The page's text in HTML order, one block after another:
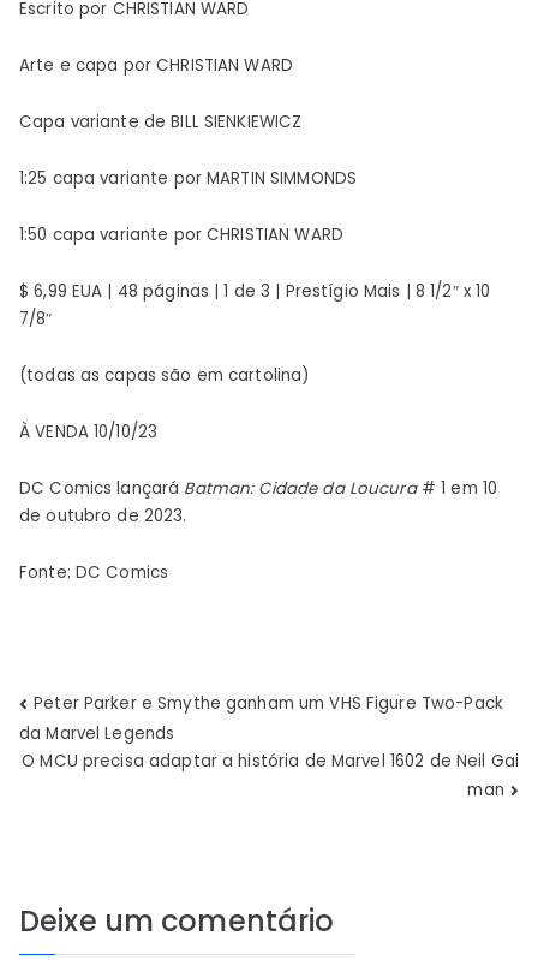
Escrito por CHRISTIAN WARD
Arte e capa por CHRISTIAN WARD
Capa variante de BILL SIENKIEWICZ
1:25 capa variante por MARTIN SIMMONDS
1:50 capa variante por CHRISTIAN WARD
$ 6,99 EUA | 48 páginas | 1 de 3 | Prestígio Mais | 8 1/2″ x 10
7/8″
(todas as capas são em cartolina)
À VENDA 10/10/23
DC Comics lançará Batman: Cidade da Loucura# 1 em 10
de outubro de 2023.
Fonte: DC Comics
Navegação
de
Peter Parker e Smythe ganham um VHS Figure Two-Pack
da Marvel Legends
O MCU precisa adaptar a história de Marvel 1602 de Neil Gai
man
Deixe um comentário